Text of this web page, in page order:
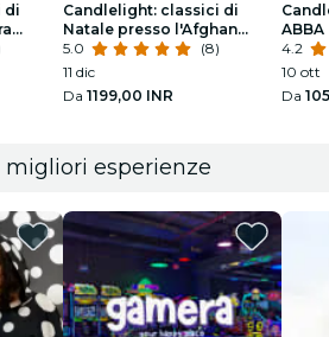
di
Candlelight: classici di
Natale presso l'Afghan
Church
5.0
(8)
11 dic
Da 1199,00 INR
4.2
10 ott
Da
migliori esperienze